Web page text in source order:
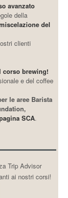
avanzato
della
del
clienti
corso brewing!
e del coffee
le aree Barista
SCA.
Trip Advisor
ai nostri corsi!